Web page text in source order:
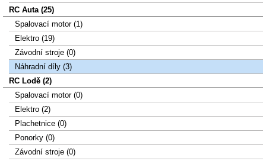
RC Auta (25)
Spalovací motor (1)
Elektro (19)
Závodní stroje (0)
Náhradní díly (3)
RC Lodě (2)
Spalovací motor (0)
Elektro (2)
Plachetnice (0)
Ponorky (0)
Závodní stroje (0)